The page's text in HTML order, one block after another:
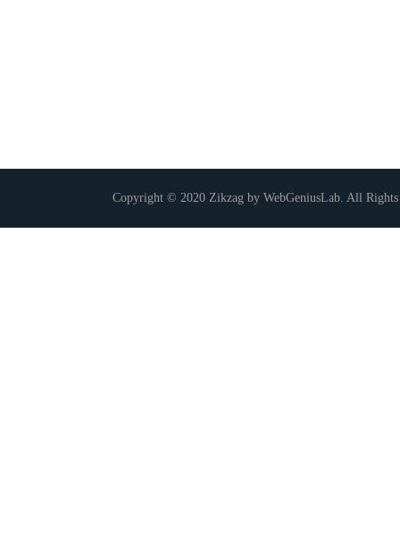
Copyright © 2020 Zikzag by WebGeniusLab. All Rights